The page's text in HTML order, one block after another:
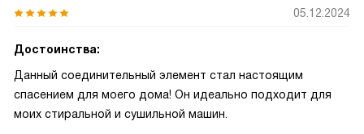
05.12.2024
Достоинства:
Данный соединительный элемент стал настоящим
спасением для моего дома! Он идеально подходит для
моих стиральной и сушильной машин.